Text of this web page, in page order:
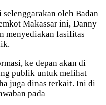
oleh Badan
Makassar ini, Danny
menyediakan fasilitas
ke depan akan di
publik untuk melihat
juga dinas terkait. Ini di
pada